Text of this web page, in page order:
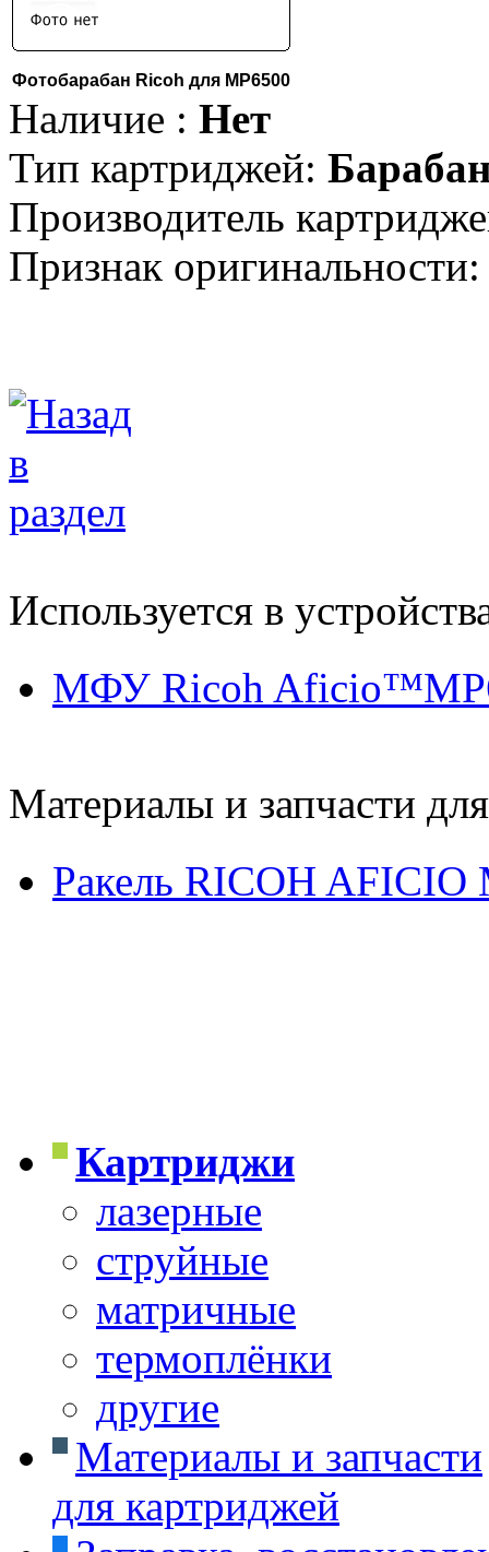
Фотобарабан Ricoh для MP6500
Наличие : Нет
Тип картриджей:
Производитель
Признак оригинальности:
Используется в
МФУ Ricoh
Материалы и запчасти
Ракель RICOH AFICIO
Картриджи
лазерные
струйные
матричные
термоплёнки
другие
Материалы и запчасти
для картриджей